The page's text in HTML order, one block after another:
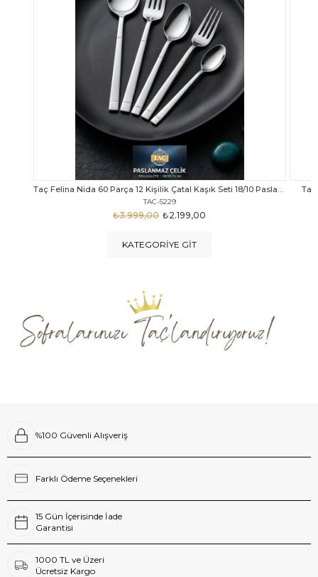
Taç Calista Tivoli 72 Parça 12 Kişilik Çatal Kaşık Bıçak Seti
TAC-5040
₺2.999,00
₺4.289,00
Taç
KATEGORIYE GIT
%100 Güvenli Alışveriş
Farklı Ödeme Seçenekleri
15 Gün İçerisinde İade
Garantisi
1000 TL ve Üzeri
Ücretsiz Kargo